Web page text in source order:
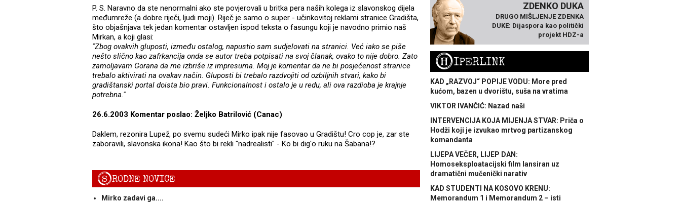
P. S. Naravno da ste nenormalni ako ste povjerovali u britka pera naših kolega iz slavonskog dijela
međumreže (a dobre riječi, ljudi moji). Riječ je samo o super - učinkovitoj reklami stranice Gradišta,
što objašnjava tek jedan komentar ostavljen ispod teksta o fasungu koji je navodno primio naš
Mirkan, a koji glasi:
"Zbog ovakvih gluposti, između ostalog, napustio sam sudjelovati na stranici. Već iako se piše
nešto slično kao zafrkancija onda se autor treba potpisati na svoj članak, ovako to nije dobro. Zato
zamoljavam Gorana da me izbriše iz impresuma. Moj je komentar da ne bi posjećenost stranice
trebalo aktivirati na ovakav način. Gluposti bi trebalo razdvojiti od ozbiljnih stvari, kako bi
gradištanski portal doista bio pravi. Funkcionalnost i ostalo je u redu, ali ova razdioba je krajnje
potrebna."
26.6.2003 Komentar poslao: Željko Batrilović (Canac)
Daklem, rezonira Lupež, po svemu sudeći Mirko ipak nije fasovao u Gradištu! Cro cop je, zar ste
zaboravili, slavonska ikona! Kao što bi rekli "nadrealisti" - Ko bi dig'o ruku na Šabana!?
SRODNE NOVICE
Mirko zadavi ga....
ZDENKO DUKA
DRUGO MIŠLJENJE ZDENKA
DUKE: Dijaspora kao politički
projekt HDZ-a
HIPERLINK
KAD „RAZVOJ“ POPIJE VODU: More pred
kućom, bazen u dvorištu, suša na vratima
VIKTOR IVANČIĆ: Nazad naši
INTERVENCIJA KOJA MIJENJA STVAR: Priča o
Hodži koji je izvukao mrtvog partizanskog
komandanta
LIJEPA VEČER, LIJEP DAN:
Homoseksploatacijski film lansiran uz
dramatični mučenički narativ
KAD STUDENTI NA KOSOVO KRENU:
Memorandum 1 i Memorandum 2 – isti